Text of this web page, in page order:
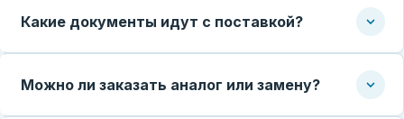
Какие документы идут с поставкой?
Можно ли заказать аналог или замену?